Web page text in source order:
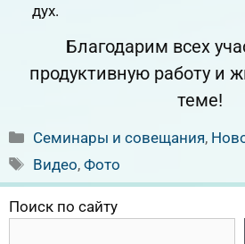
дух.
Благодарим всех
продуктивную работу и
теме!
Рубрики
Семинары и совещания,
Метки
Видео,Фото
Поиск по сайту